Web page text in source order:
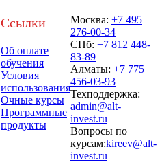
Ссылки
Об оплате
обучения
Условия
использования
Очные курсы
Программные
продукты
Москва: +7 495
276-00-34
СПб: +7 812 448-
83-89
Алматы: +7 775
456-03-93
Техподдержка:
admin@alt-
invest.ru
Вопросы по
курсам:kireev@alt-
invest.ru